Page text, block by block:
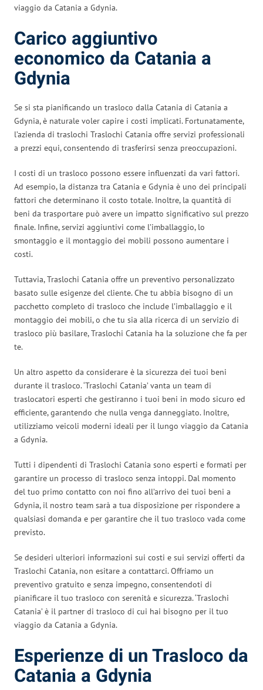
viaggio da Catania a Gdynia.
Carico aggiuntivo
economico da Catania a
Gdynia
Se si sta pianificando un trasloco dalla Catania di Catania a
Gdynia, è naturale voler capire i costi implicati. Fortunatamente,
l’azienda di traslochi Traslochi Catania offre servizi professionali
a prezzi equi, consentendo di trasferirsi senza preoccupazioni.
I costi di un trasloco possono essere influenzati da vari fattori.
Ad esempio, la distanza tra Catania e Gdynia è uno dei principali
fattori che determinano il costo totale. Inoltre, la quantità di
beni da trasportare può avere un impatto significativo sul prezzo
finale. Infine, servizi aggiuntivi come l’imballaggio, lo
smontaggio e il montaggio dei mobili possono aumentare i
costi.
Tuttavia, Traslochi Catania offre un preventivo personalizzato
basato sulle esigenze del cliente. Che tu abbia bisogno di un
pacchetto completo di trasloco che include l’imballaggio e il
montaggio dei mobili, o che tu sia alla ricerca di un servizio di
trasloco più basilare, Traslochi Catania ha la soluzione che fa per
te.
Un altro aspetto da considerare è la sicurezza dei tuoi beni
durante il trasloco. ‘Traslochi Catania’ vanta un team di
traslocatori esperti che gestiranno i tuoi beni in modo sicuro ed
efficiente, garantendo che nulla venga danneggiato. Inoltre,
utilizziamo veicoli moderni ideali per il lungo viaggio da Catania
a Gdynia.
Tutti i dipendenti di Traslochi Catania sono esperti e formati per
garantire un processo di trasloco senza intoppi. Dal momento
del tuo primo contatto con noi fino all’arrivo dei tuoi beni a
Gdynia, il nostro team sarà a tua disposizione per rispondere a
qualsiasi domanda e per garantire che il tuo trasloco vada come
previsto.
Se desideri ulteriori informazioni sui costi e sui servizi offerti da
Traslochi Catania, non esitare a contattarci. Offriamo un
preventivo gratuito e senza impegno, consentendoti di
pianificare il tuo trasloco con serenità e sicurezza. ‘Traslochi
Catania’ è il partner di trasloco di cui hai bisogno per il tuo
viaggio da Catania a Gdynia.
Esperienze di un Trasloco da
Catania a Gdynia